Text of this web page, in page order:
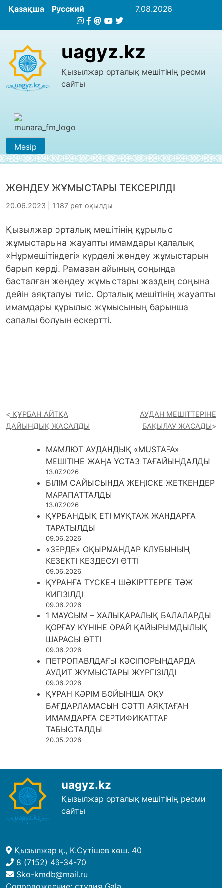
Қазақша Русский 7.08.2026
uagyz.kz
Қызылжар орталық мешітінің ресми
сайты
Мәзір
ЖӨНДЕУ ЖҰМЫСТАРЫ ТЕКСЕРІЛДІ
20.06.2023 | 1,187 рет оқылды
Қызылжар орталық мешітінің құрылыс
жұмыстарына жауапты имамдары қалалық
«Нұрмешітіндегі» күрделі жөндеу жұмыстарын
барып көрді. Рамазан айының соңында
басталған жөндеу жұмыстары жаздың соңына
дейін аяқталуы тиіс. Орталық мешітінің жауапты
имамдары құрылыс жұмысының барынша
сапалы болуын ескертті.
ҚҰРБАН АЙТҚА
ДАЙЫНДЫҚ ЖАСАЛДЫ
АУДАН МЕШІТТЕРІНЕ
БАҚЫЛАУ ЖАСАДЫ
МАМЛЮТ АУДАНДЫҚ «MUSTAFA»
МЕШІТІНЕ ЖАҢА ҰСТАЗ ТАҒАЙЫНДАЛДЫ
13.07.2026
БІЛІМ САЙЫСЫНДА ЖЕҢІСКЕ ЖЕТКЕНДЕР
МАРАПАТТАЛДЫ
13.07.2026
ҚҰРБАНДЫҚ ЕТІ МҰҚТАЖ ЖАНДАРҒА
ТАРАТЫЛДЫ
09.06.2026
«ЗЕРДЕ» ОҚЫРМАНДАР КЛУБЫНЫҢ
КЕЗЕКТІ КЕЗДЕСУІ ӨТТІ
09.06.2026
ҚҰРАНҒА ТҮСКЕН ШӘКІРТТЕРГЕ ТӘЖ
КИГІЗІЛДІ
09.06.2026
1 МАУСЫМ – ХАЛЫҚАРАЛЫҚ БАЛАЛАРДЫ
ҚОРҒАУ КҮНІНЕ ОРАЙ ҚАЙЫРЫМДЫЛЫҚ
ШАРАСЫ ӨТТІ
09.06.2026
ПЕТРОПАВЛДАҒЫ КӘСІПОРЫНДАРДА
АУДИТ ЖҰМЫСТАРЫ ЖҮРГІЗІЛДІ
09.06.2026
ҚҰРАН КӘРІМ БОЙЫНША ОҚУ
БАҒДАРЛАМАСЫН СӘТТІ АЯҚТАҒАН
ИМАМДАРҒА СЕРТИФИКАТТАР
ТАБЫСТАЛДЫ
20.05.2026
uagyz.kz
Қызылжар орталық мешітінің ресми
сайты
Қызылжар қ., К.Сүтішев көш. 40
8 (7152) 46-34-70
Sko-kmdb@mail.ru
Сопровождение: студия Gala